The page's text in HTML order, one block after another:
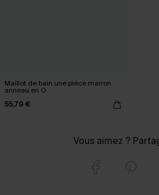
Maillot de bain une pièce marron
anneau en O
55,79 €
Vous aimez ?